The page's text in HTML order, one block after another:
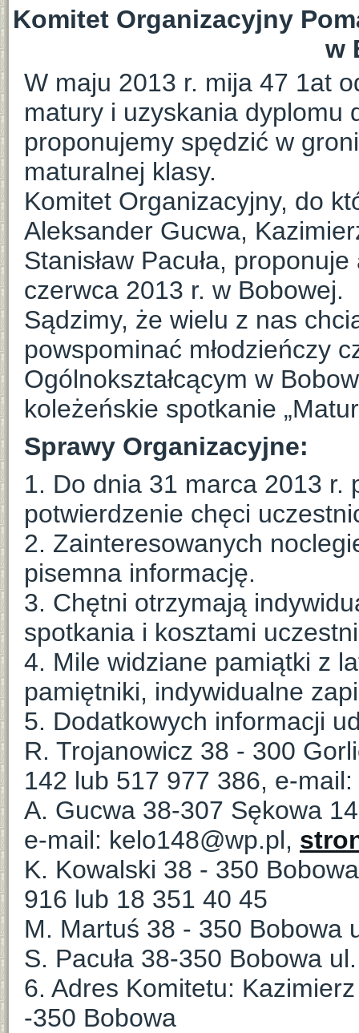
Komitet Organizacyjny
w
W maju 2013 r. mija 47 1at
matury i uzyskania dyplomu
proponujemy spędzić w
maturalnej klasy.
Komitet Organizacyjny, do
Aleksander Gucwa,
Stanisław Pacuła,
czerwca 2013 r. w Bobowej.
Sądzimy, że wielu z nas
powspominać młodzieńczy
Ogólnokształcącym w
koleżeńskie spotkanie
Sprawy Organizacyjne:
1. Do dnia 31 marca 2013 r.
potwierdzenie chęci
2. Zainteresowanych
pisemna informację.
3. Chętni otrzymają
spotkania i kosztami
4. Mile widziane pamiątki z
pamiętniki, indywidualne
5. Dodatkowych informacji
R. Trojanowicz 38 - 300
142 lub 517 977 386, e-
A. Gucwa 38-307 Sękowa
e-mail: kelo148@wp.pl,
K. Kowalski 38 - 350
916 lub 18 351 40 45
M. Martuś 38 - 350 Bobowa
S. Pacuła 38-350 Bobowa
6. Adres Komitetu:
-350 Bobowa